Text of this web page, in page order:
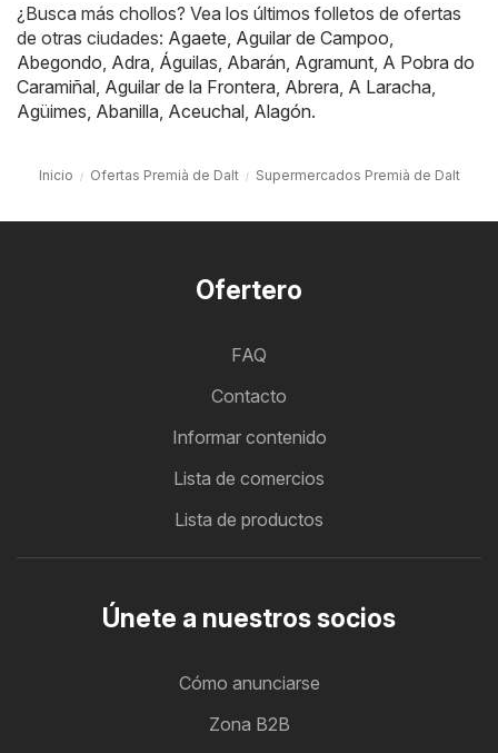
¿Busca más chollos? Vea los últimos folletos de ofertas
de otras ciudades: Agaete Aguilar de Campoo
Abegondo Adra Águilas Abarán Agramunt A Pobra do
Caramiñal Aguilar de la Frontera Abrera A Laracha
Agüimes Abanilla Aceuchal Alagón.
Inicio Ofertas Premià de Dalt Supermercados Premià de Dalt
Ofertero
FAQ
Contacto
Informar contenido
Lista de comercios
Lista de productos
Únete a nuestros socios
Cómo anunciarse
Zona B2B